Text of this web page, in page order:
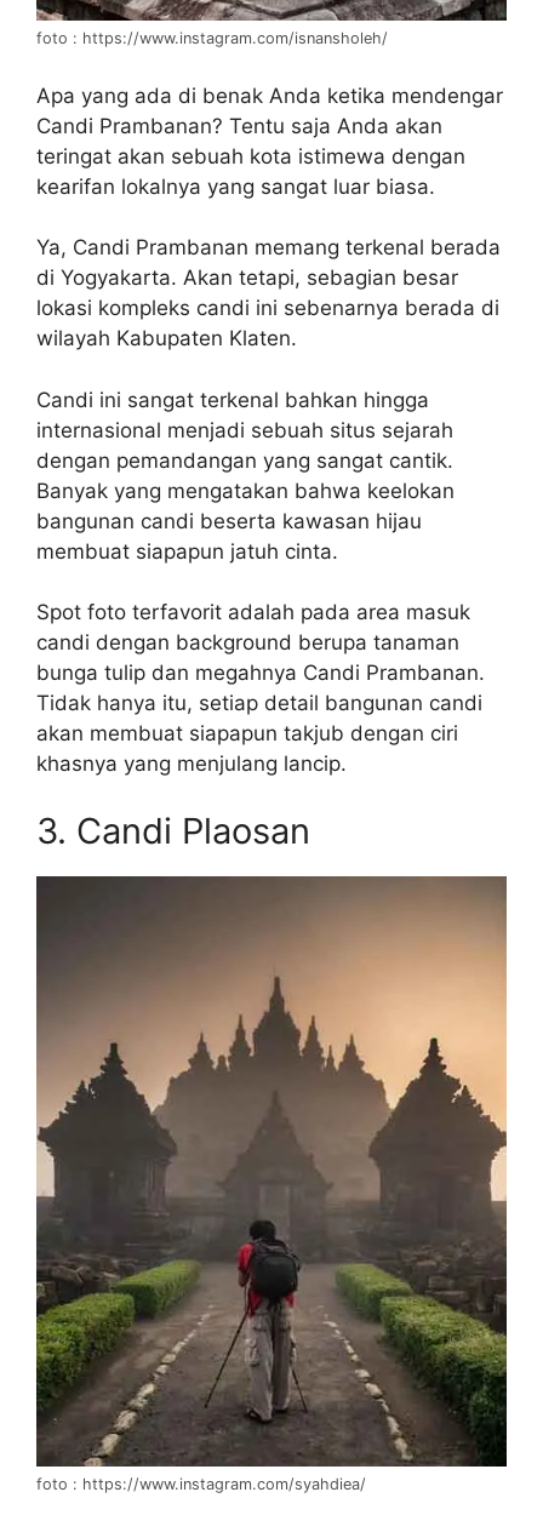
foto : https://www.instagram.com/isnansholeh/
Apa yang ada di benak Anda ketika mendengar
Candi Prambanan? Tentu saja Anda akan
teringat akan sebuah kota istimewa dengan
kearifan lokalnya yang sangat luar biasa.
Ya, Candi Prambanan memang terkenal berada
di Yogyakarta. Akan tetapi, sebagian besar
lokasi kompleks candi ini sebenarnya berada di
wilayah Kabupaten Klaten.
Candi ini sangat terkenal bahkan hingga
internasional menjadi sebuah situs sejarah
dengan pemandangan yang sangat cantik.
Banyak yang mengatakan bahwa keelokan
bangunan candi beserta kawasan hijau
membuat siapapun jatuh cinta.
Spot foto terfavorit adalah pada area masuk
candi dengan background berupa tanaman
bunga tulip dan megahnya Candi Prambanan.
Tidak hanya itu, setiap detail bangunan candi
akan membuat siapapun takjub dengan ciri
khasnya yang menjulang lancip.
3. Candi Plaosan
foto : https://www.instagram.com/syahdiea/